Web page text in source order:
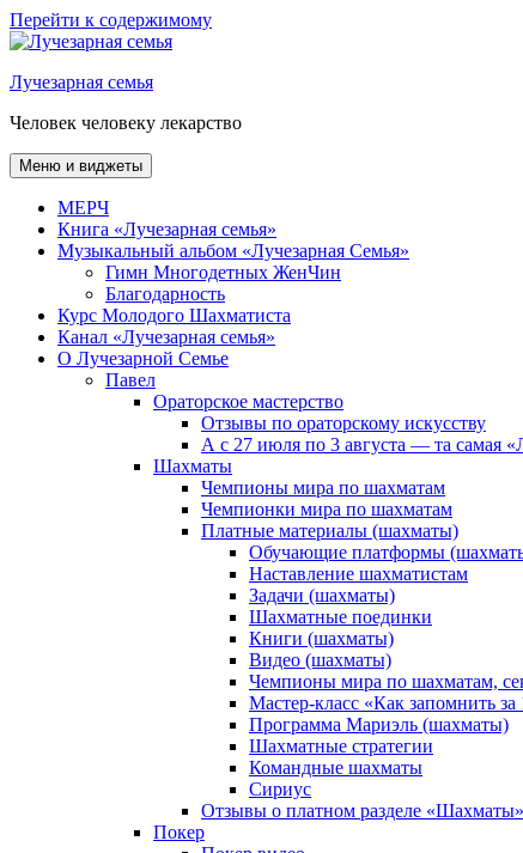
Перейти к содержимому
Лучезарная семья
Человек человеку лекарство
Меню и виджеты
МЕРЧ
Книга «Лучезарная семья»
Музыкальный альбом «Лучезарная Семья»
Гимн Многодетных ЖенЧин
Благодарность
Курс Молодого Шахматиста
Канал «Лучезарная семья»
О Лучезарной Семье
Павел
Ораторское мастерство
Отзывы по ораторскому искусству
А с 27 июля по 3 августа — та самая
Шахматы
Чемпионы мира по шахматам
Чемпионки мира по шахматам
Платные материалы (шахматы)
Обучающие платформы
Наставление шахматистам
Задачи (шахматы)
Шахматные поединки
Книги (шахматы)
Видео (шахматы)
Чемпионы мира по шахматам,
Мастер-класс «Как запомнить
Программа Мариэль (шахматы)
Шахматные стратегии
Командные шахматы
Сириус
Отзывы о платном разделе «Шахматы»
Покер